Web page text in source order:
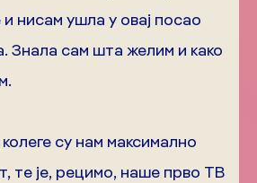
нисам ушла у овај посао
Знала сам шта желим и како
су нам максимално
те је, рецимо, наше прво ТВ